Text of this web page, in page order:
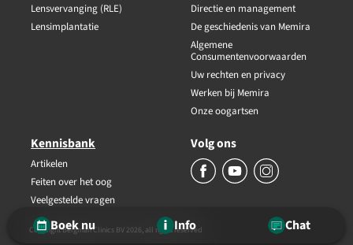
Lensvervanging (RLE)
Lensimplantatie
Directie en management
De geschiedenis van Memira
Algemene
Consumentenvoorwaarden
Uw rechten en privacy
Werken bij Memira
Onze oogartsen
Kennisbank
Artikelen
Feiten over het oog
Veelgestelde vragen
Volg ons
Copyright Bergman Clinics BV 2026, all rights reserved
Boek nu Info Chat